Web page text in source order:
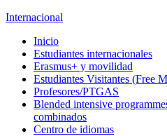
Internacional
Inicio
Estudiantes internacionales
Erasmus+ y movilidad
Estudiantes Visitantes (Free
Profesores/PTGAS
Blended intensive
combinados
Centro de idiomas